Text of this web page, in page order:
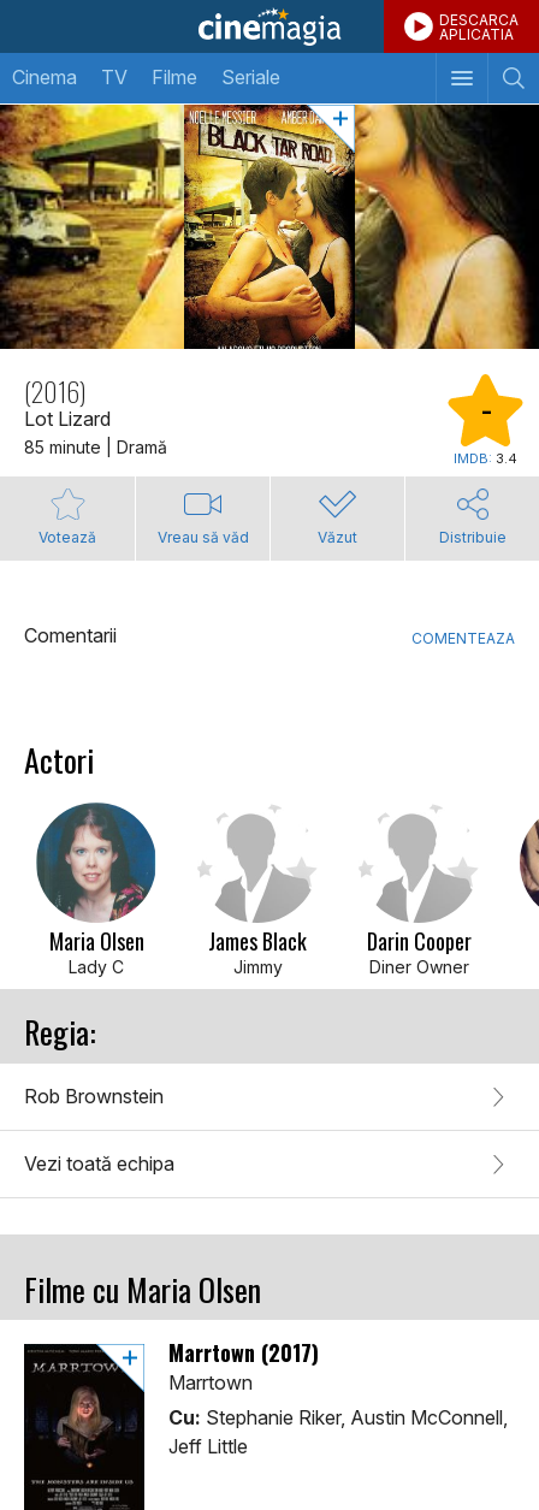
DESCARCA
APLICATIA
Cinema TV Filme Seriale
(2016)
Lot Lizard
85 minute | Dramă
-
IMDB: 3.4
Votează Vreau să văd Văzut Distribuie
Comentarii COMENTEAZA
Actori
Maria Olsen
Lady C
James Black
Jimmy
Darin Cooper
Diner Owner
Regia:
Rob Brownstein
Vezi toată echipa
Filme cu Maria Olsen
Marrtown (2017)
Marrtown
Cu: Stephanie Riker, Austin McConnell,
Jeff Little